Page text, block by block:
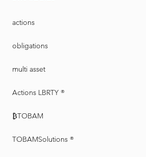
actions
obligations
multi asset
Actions LBRTY ®
₿TOBAM
TOBAMSolutions ®